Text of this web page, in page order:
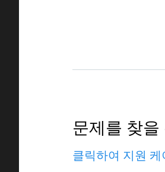
문제를 찾을
클릭하여 지원